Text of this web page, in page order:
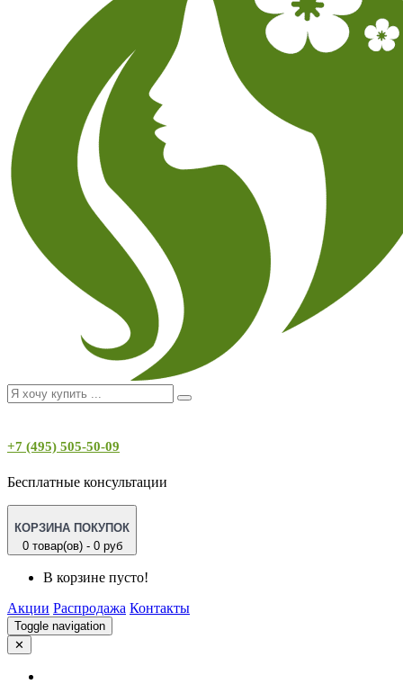
+7 (495) 505-50-09
Бесплатные консультации
КОРЗИНА ПОКУПОК
0 товар(ов) - 0 руб
В корзине пусто!
Акции Распродажа Контакты
Toggle navigation
✕